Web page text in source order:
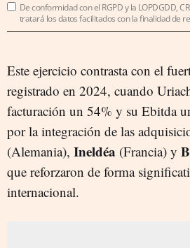
De conformidad con el RGPD y la LOPDGDD,
tratará los datos facilitados con la finalidad de
Este ejercicio contrasta con el
registrado en 2024, cuando
facturación un 54% y su Ebitda
por la integración de las
(Alemania), Ineldéa (Francia) y
que reforzaron de forma
internacional.